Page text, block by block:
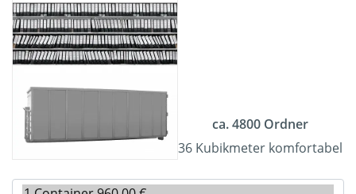
ca. 4800 Ordner
36 Kubikmeter komfortabel